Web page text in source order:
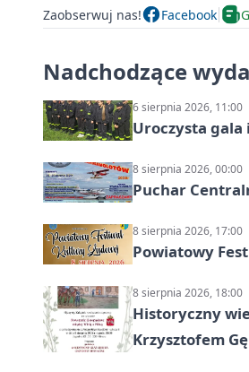
Zaobserwuj nas! Facebook
Nadchodzące
6 sierpnia 2026, 11:00
Uroczysta gala
8 sierpnia 2026, 00:00
Puchar
8 sierpnia 2026, 17:00
Powiatowy
8 sierpnia 2026, 18:00
Historyczny
Krzysztofem